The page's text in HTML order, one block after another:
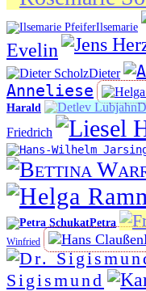
Ilsemarie
Evelin
Dieter
Anneliese
Harald
Friedrich
Petra
Winfried
Sigismund